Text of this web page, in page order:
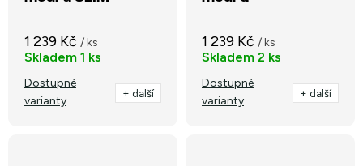
1 239 Kč / ks
Skladem 1 ks
Dostupné
varianty
+ další
1 239 Kč / ks
Skladem 2 ks
Dostupné
varianty
+ další